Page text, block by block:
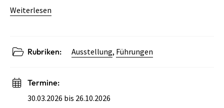
Weiterlesen
Rubriken: Ausstellung, Führungen
Termine:
30.03.2026 bis 26.10.2026